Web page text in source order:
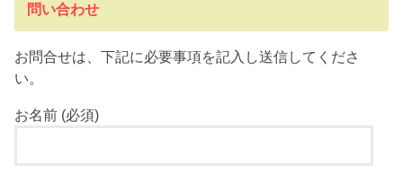
問い合わせ
お問合せは、下記に必要事項を記入し送信してくださ
い。
お名前 (必須)